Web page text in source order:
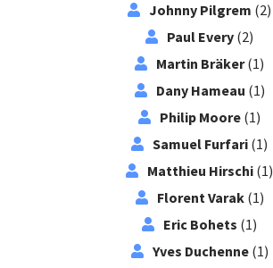
Johnny Pilgrem (2)
Paul Every (2)
Martin Bräker(1)
Dany Hameau (1)
Philip Moore (1)
Samuel Furfari (1)
Matthieu Hirschi (1)
Florent Varak(1)
Eric Bohets (1)
Yves Duchenne(1)